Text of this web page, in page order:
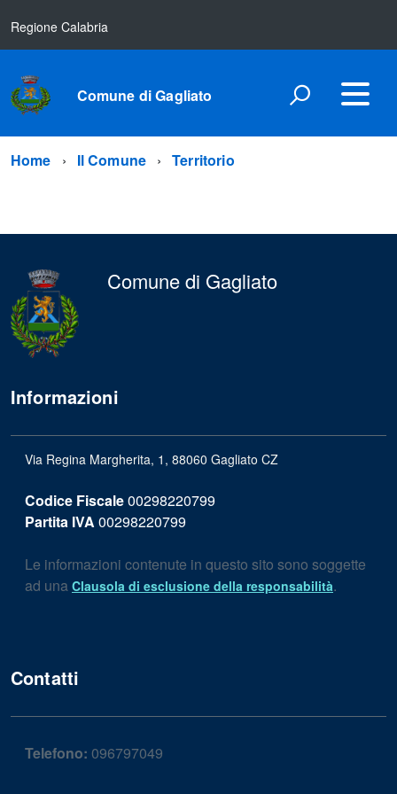
Regione Calabria
Comune di Gagliato
Home Il Comune Territorio
Comune di Gagliato
Informazioni
Via Regina Margherita, 1, 88060 Gagliato CZ
Codice Fiscale00298220799
Partita IVA 00298220799
Le informazioni contenute in questo sito sono soggette
ad una Clausola di esclusione della responsabilità.
Contatti
Telefono: 096797049